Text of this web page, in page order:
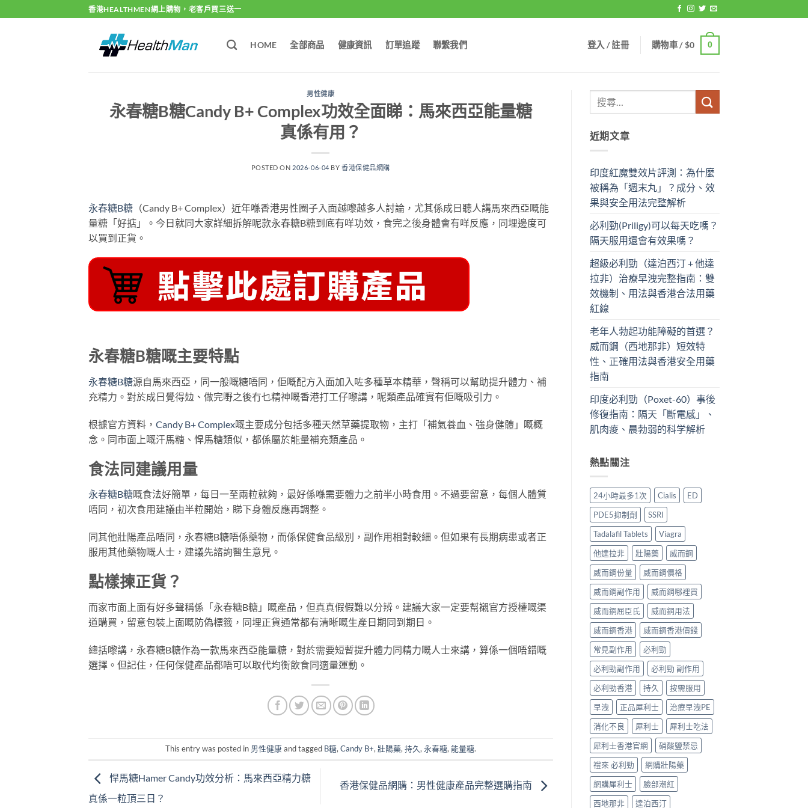
to
香港HEALTHMEN網上購物，老客戶買三送一
HOME 全部商品 健康資訊 訂單追蹤 聯繫我們 登入 / 註冊 購物車 /$0 0
男性健康
永春糖B糖Candy B+ Complex功效全面睇：馬來西亞能量糖
真係有用？
POSTED ON 2026-06-04 BY香港保健品網購
永春糖B糖 （Candy B+ Complex）近年喺香港男性圈子入面越嚟越多人討論，尤其係成日聽人講馬來西亞嘅能
量糖「好掂」。今日就同大家詳細拆解呢款永春糖B糖到底有咩功效，食完之後身體會有咩反應，同埋邊度可
以買到正貨。
永春糖B糖嘅主要特點
永春糖B糖源自馬來西亞，同一般嘅糖唔同，佢嘅配方入面加入咗多種草本精華，聲稱可以幫助提升體力、補
充精力。對於成日覺得攰、做完嘢之後冇乜精神嘅香港打工仔嚟講，呢類產品確實有佢嘅吸引力。
根據官方資料， Candy B+ Complex嘅主要成分包括多種天然草藥提取物，主打「補氣養血、強身健體」嘅概
念。同市面上嘅汗馬糖、悍馬糖類似，都係屬於能量補充類產品。
食法同建議用量
永春糖B糖嘅食法好簡單，每日一至兩粒就夠，最好係喺需要體力之前半小時食用。不過要留意，每個人體質
唔同，初次食用建議由半粒開始，睇下身體反應再調整。
同其他壯陽產品唔同，永春糖B糖唔係藥物，而係保健食品級別，副作用相對較細。但如果有長期病患或者正
服用其他藥物嘅人士，建議先諮詢醫生意見。
點樣揀正貨？
而家市面上面有好多聲稱係「永春糖B糖」嘅產品，但真真假假難以分辨。建議大家一定要幫襯官方授權嘅渠
道購買，留意包裝上面嘅防偽標籤，同埋正貨通常都有清晰嘅生產日期同到期日。
總括嚟講，永春糖B糖作為一款馬來西亞能量糖，對於需要短暫提升體力同精力嘅人士來講，算係一個唔錯嘅
選擇。但記住，任何保健產品都唔可以取代均衡飲食同適量運動。
This entry was posted in 男性健康and tagged B糖, Candy B+, 壯陽藥, 持久, 永春糖, 能量糖.
悍馬糖Hamer Candy功效分析：馬來西亞精力糖
真係一粒頂三日？
香港保健品網購：男性健康產品完整選購指南
近期文章
印度紅魔雙效片評測：為什麼
被稱為「週末丸」？成分、效
果與安全用法完整解析
必利勁(Priligy)可以每天吃嗎？
隔天服用還會有效果嗎？
超級必利勁（達泊西汀 + 他達
拉非）治療早洩完整指南：雙
效機制、用法與香港合法用藥
紅線
老年人勃起功能障礙的首選？
威而鋼（西地那非）短效特
性、正確用法與香港安全用藥
指南
印度必利勁（Poxet-60）事後
修復指南：隔天「斷電感」、
肌肉痠、晨勃弱的科学解析
熱點關注
24小時最多1次 Cialis
ED
PDE5抑制劑
SSRI
Tadalafil Tablets
Viagra
他達拉非
壯陽藥
威而鋼
威而鋼份量
威而鋼價格
威而鋼副作用
威而鋼哪裡買
威而鋼屈臣氏
威而鋼用法
威而鋼香港
威而鋼香港價錢
常見副作用
必利勁
必利勁副作用
必利勁 副作用
必利勁香港
持久
按需服用
早洩
正品犀利士
治療早洩PE
消化不良
犀利士
犀利士吃法
犀利士香港官網
硝酸鹽禁忌
禮來 必利勁
網購壯陽藥
網購犀利士
臉部潮紅
西地那非
達泊西汀